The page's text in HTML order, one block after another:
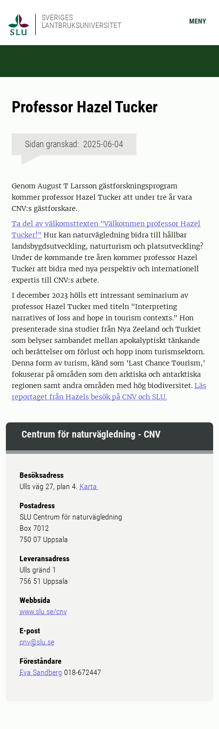
SVERIGES
LANTBRUKSUNIVERSITET
MENY
Professor Hazel Tucker
Sidan granskad: 2025-06-04
Genom August T Larsson gästforskningsprogram
kommer professor Hazel Tucker att under tre år vara
CNV:s gästforskare.
Ta del av välkomsttexten "Välkommen professor Hazel
Tucker!" Hur kan naturvägledning bidra till hållbar
landsbygdsutveckling, naturturism och platsutveckling?
Under de kommande tre åren kommer professor Hazel
Tucker att bidra med nya perspektiv och internationell
expertis till CNV:s arbete.
I december 2023 hölls ett intressant seminarium av
professor Hazel Tucker med titeln "Interpreting
narratives of loss and hope in tourism contexts." Hon
presenterade sina studier från Nya Zeeland och Turkiet
som belyser sambandet mellan apokalyptiskt tänkande
och berättelser om förlust och hopp inom turismsektorn.
Denna form av turism, känd som 'Last Chance Tourism,'
fokuserar på områden som den arktiska och antarktiska
regionen samt andra områden med hög biodiversitet. Läs
reportaget från Hazels besök på CNV och SLU.
Centrum för naturvägledning - CNV
Besöksadress
Ulls väg 27, plan 4. Karta
Postadress
SLU Centrum för naturvägledning
Box 7012
750 07 Uppsala
Leveransadress
Ulls gränd 1
756 51 Uppsala
Webbsida
www.slu.se/cnv
E-post
cnv@slu.se
Föreståndare
Eva Sandberg 018-672447